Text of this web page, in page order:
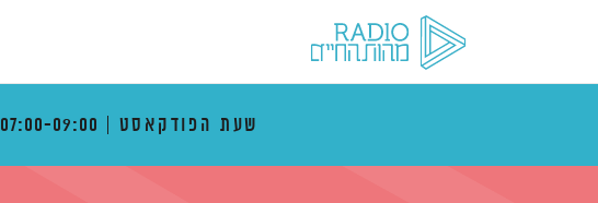
שעת הפודקאסט 07:00-09:00